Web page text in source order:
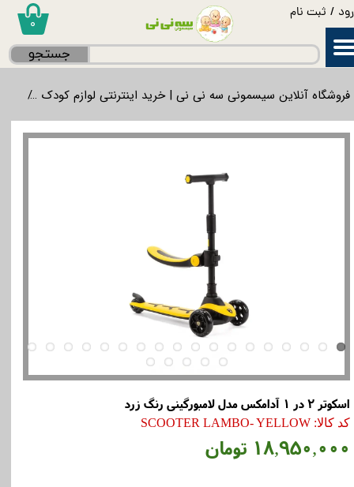
/ ثبت نام
حساب کاربری من
۰
جستجو
فروشگاه آنلاین سیسمونی سه نی نی | خرید اینترنتی لوازم کودک
اسکوتر 2 در 1 آدامکس مدل لامبورگینی رنگ زرد
کد کالا: SCOOTER LAMBO- YELLOW
۱۸,۹۵۰,۰۰۰ تومان